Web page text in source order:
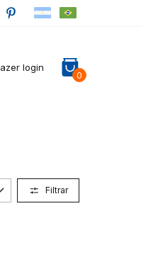
login
0
Filtrar